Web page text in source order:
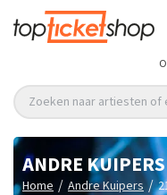
Zoeken naar artiesten of
ANDRE KUIPERS
Home / Andre Kuipers /